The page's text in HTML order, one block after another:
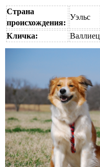
Страна
происхождения:
Уэльс
Кличка: Валлиец